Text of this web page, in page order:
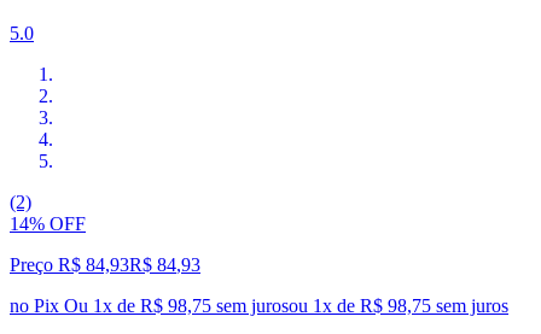
5.0
(2)
14% OFF
Preço R$ 84,93R$ 84,93
no Pix Ou 1x de R$ 98,75 sem jurosou 1x de R$ 98,75 sem juros